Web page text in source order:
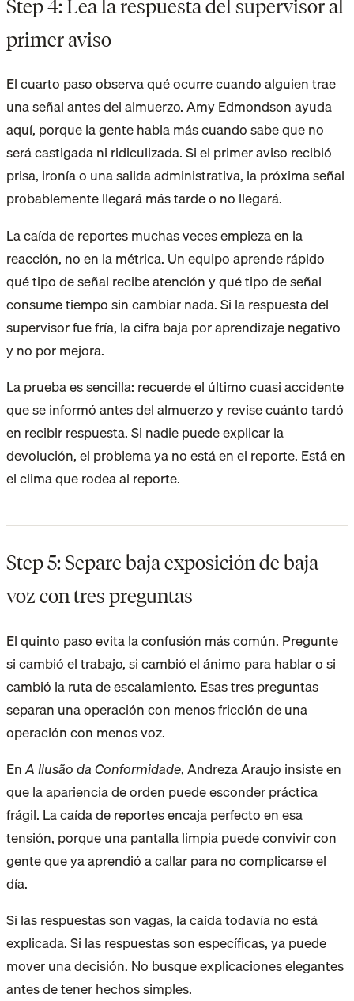
Step 4: Lea la respuesta del supervisor al
primer aviso
El cuarto paso observa qué ocurre cuando alguien trae
una señal antes del almuerzo. Amy Edmondson ayuda
aquí, porque la gente habla más cuando sabe que no
será castigada ni ridiculizada. Si el primer aviso recibió
prisa, ironía o una salida administrativa, la próxima señal
probablemente llegará más tarde o no llegará.
La caída de reportes muchas veces empieza en la
reacción, no en la métrica. Un equipo aprende rápido
qué tipo de señal recibe atención y qué tipo de señal
consume tiempo sin cambiar nada. Si la respuesta del
supervisor fue fría, la cifra baja por aprendizaje negativo
y no por mejora.
La prueba es sencilla: recuerde el último cuasi accidente
que se informó antes del almuerzo y revise cuánto tardó
en recibir respuesta. Si nadie puede explicar la
devolución, el problema ya no está en el reporte. Está en
el clima que rodea al reporte.
Step 5: Separe baja exposición de baja
voz con tres preguntas
El quinto paso evita la confusión más común. Pregunte
si cambió el trabajo, si cambió el ánimo para hablar o si
cambió la ruta de escalamiento. Esas tres preguntas
separan una operación con menos fricción de una
operación con menos voz.
EnA Ilusão da Conformidade, Andreza Araujo insiste en
que la apariencia de orden puede esconder práctica
frágil. La caída de reportes encaja perfecto en esa
tensión, porque una pantalla limpia puede convivir con
gente que ya aprendió a callar para no complicarse el
día.
Si las respuestas son vagas, la caída todavía no está
explicada. Si las respuestas son específicas, ya puede
mover una decisión. No busque explicaciones elegantes
antes de tener hechos simples.